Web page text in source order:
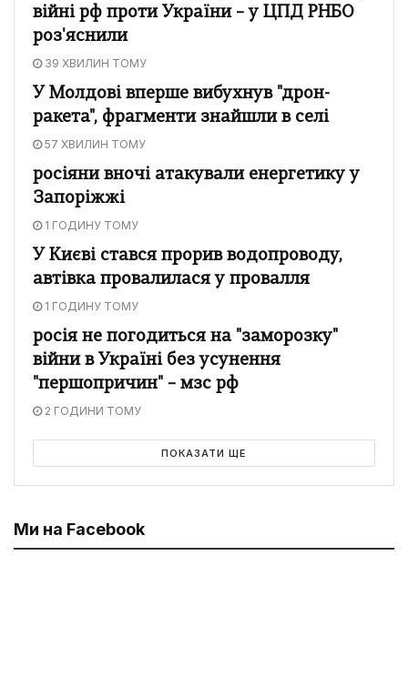
війні рф проти України – у ЦПД РНБО
роз'яснили
39 ХВИЛИН ТОМУ
У Молдові вперше вибухнув "дрон-
ракета", фрагменти знайшли в селі
57 ХВИЛИН ТОМУ
росіяни вночі атакували енергетику у
Запоріжжі
1 ГОДИНУ ТОМУ
У Києві стався прорив водопроводу,
автівка провалилася у провалля
1 ГОДИНУ ТОМУ
росія не погодиться на "заморозку"
війни в Україні без усунення
"першопричин" – мзс рф
2 ГОДИНИ ТОМУ
ПОКАЗАТИ ЩЕ
Ми на Facebook